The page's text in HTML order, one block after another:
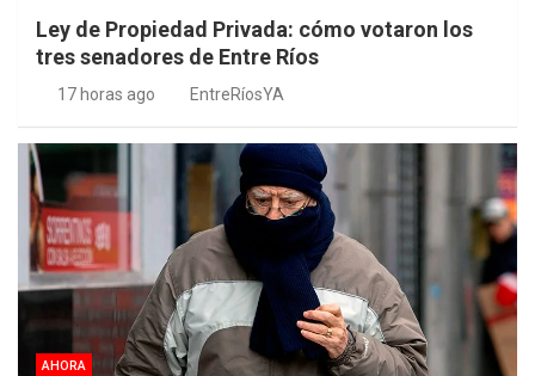
Ley de Propiedad Privada: cómo votaron los
tres senadores de Entre Ríos
17 horas ago EntreRíosYA
AHORA